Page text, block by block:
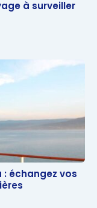
à surveiller
vos
échangez vos